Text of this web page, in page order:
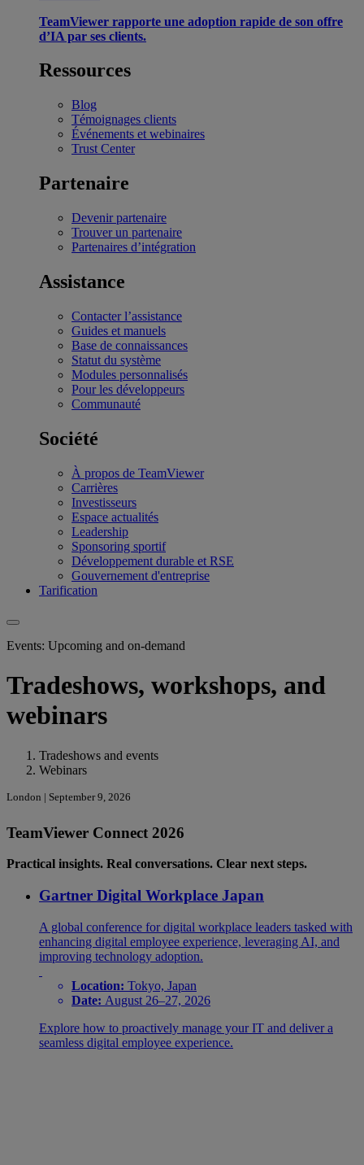
TeamViewer rapporte une adoption rapide de son offre
d’IA par ses clients.
Ressources
Blog
Témoignages clients
Événements et webinaires
Trust Center
Partenaire
Devenir partenaire
Trouver un partenaire
Partenaires d’intégration
Assistance
Contacter l’assistance
Guides et manuels
Base de connaissances
Statut du système
Modules personnalisés
Pour les développeurs
Communauté
Société
À propos de TeamViewer
Carrières
Investisseurs
Espace actualités
Leadership
Sponsoring sportif
Développement durable et RSE
Gouvernement d'entreprise
Tarification
Events: Upcoming and on-demand
Tradeshows, workshops, and
webinars
Tradeshows and events
Webinars
London | September 9, 2026
TeamViewer Connect 2026
Practical insights. Real conversations. Clear next steps.
Gartner Digital Workplace Japan
A global conference for digital workplace leaders tasked with
enhancing digital employee experience, leveraging AI, and
improving technology adoption.
Location: Tokyo, Japan
Date: August 26–27, 2026
Explore how to proactively manage your IT and deliver a
seamless digital employee experience.